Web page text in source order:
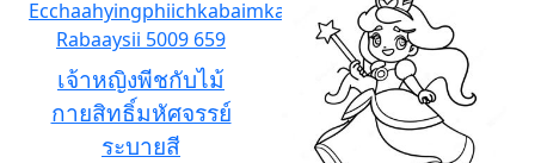
เจ้าหญิงพีชกับไม้
กายสิทธิ์มหัศจรรย์
ระบายสี